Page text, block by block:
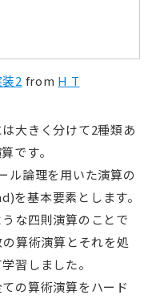
2 from H T
大きく分けて2種類あ
です。
ル論理を用いた演算の
基本要素とします。
な四則演算のことで
算術演算とそれを処
習しました。
の算術演算をハード